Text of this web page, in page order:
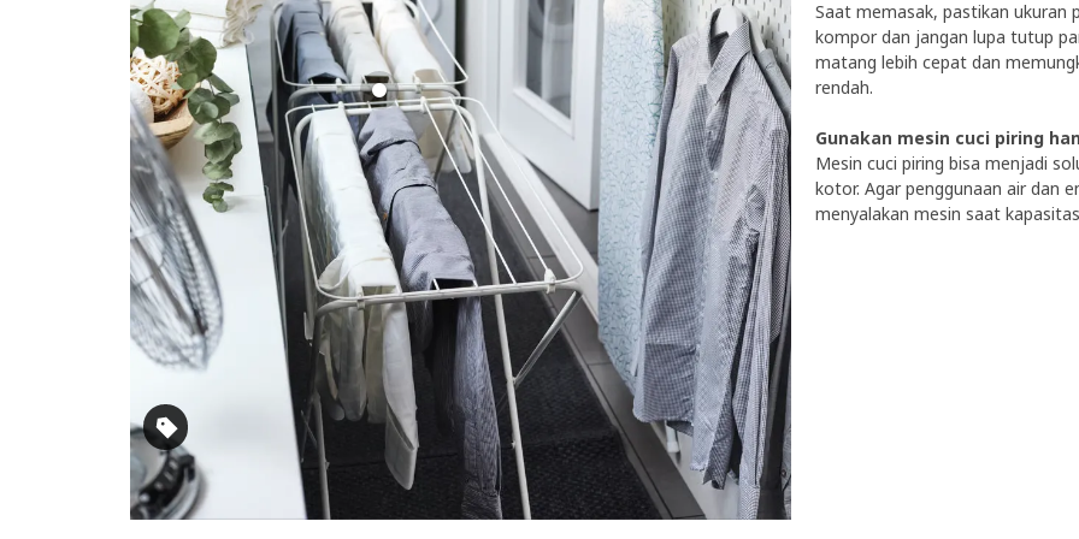
Saat memasak, pastikan ukuran
kompor dan jangan lupa tutup
matang lebih cepat dan
rendah.
Gunakan mesin cuci piring
Mesin cuci piring bisa menjadi
kotor. Agar penggunaan air dan
menyalakan mesin saat